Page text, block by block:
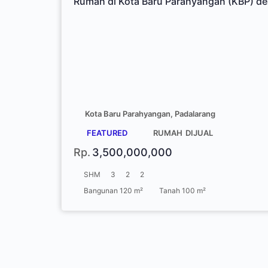
Kota Baru Parahyangan, Padalarang
FEATURED
RUMAH DIJUAL
Rp. 3,500,000,000
SHM 3 2
2
Bangunan 120 m²
Tanah 100 m²